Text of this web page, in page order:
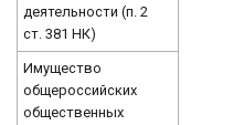
деятельности (п. 2
ст. 381 НК)
Имущество
общероссийских
общественных